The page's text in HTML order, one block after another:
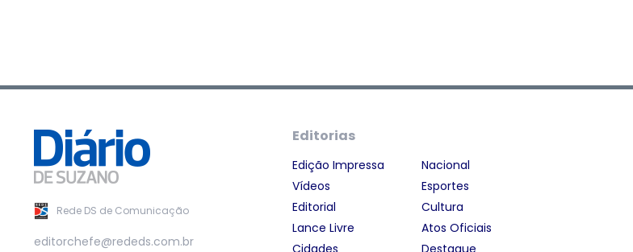
Rede DS de Comunicação
editorchefe@rededs.com.br
Editorias
Edição Impressa
Vídeos
Editorial
Lance Livre
Nacional
Esportes
Cultura
Atos Oficiais